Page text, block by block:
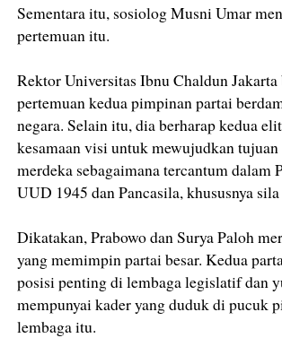
Sementara itu, sosiolog Musni Umar
pertemuan itu.
Rektor Universitas Ibnu Chaldun Jakarta
pertemuan kedua pimpinan partai
negara. Selain itu, dia berharap kedua
kesamaan visi untuk mewujudkan
merdeka sebagaimana tercantum dalam
UUD 1945 dan Pancasila, khususnya
Dikatakan, Prabowo dan Surya Paloh
yang memimpin partai besar. Kedua
posisi penting di lembaga legislatif dan
mempunyai kader yang duduk di pucuk
lembaga itu.